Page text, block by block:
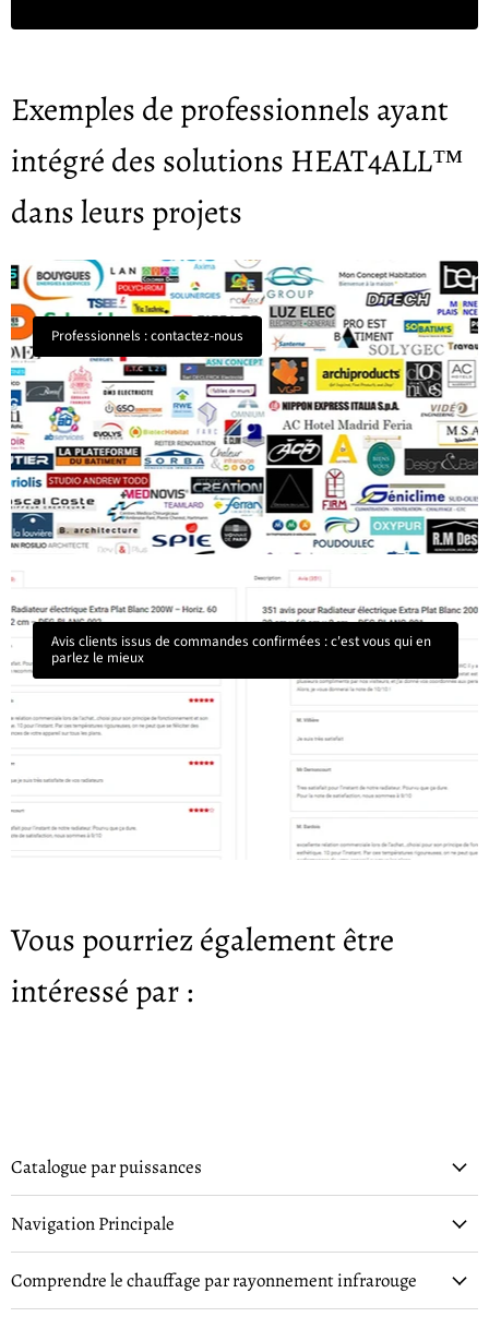
Exemples de professionnels ayant
intégré des solutions HEAT4ALL™
dans leurs projets
Professionnels : contactez-nous
Avis clients issus de commandes confirmées : c'est vous qui en
parlez le mieux
Vous pourriez également être
intéressé par :
Catalogue par puissances
Navigation Principale
Comprendre le chauffage par rayonnement infrarouge